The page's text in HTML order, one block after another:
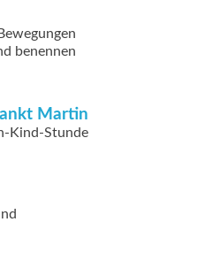
benennen
Martin
Kind-Stunde